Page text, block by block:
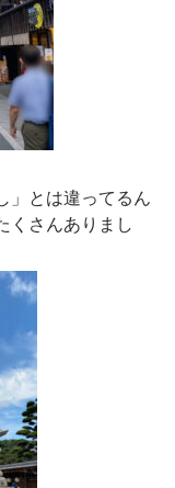
」とは違ってるん
くさんありまし